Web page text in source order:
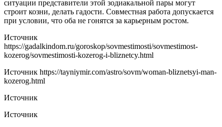
ситуации представители этой зодиакальной пары могут
строит козни, делать гадости. Совместная работа допускается
при условии, что оба не гонятся за карьерным ростом.
Источник
https://gadalkindom.ru/goroskop/sovmestimosti/sovmestimost-
kozerog/sovmestimosti-kozerog-i-bliznetcy.html
Источник https://tayniymir.com/astro/sovm/woman-bliznetsyi-man-
kozerog.html
Источник
Источник